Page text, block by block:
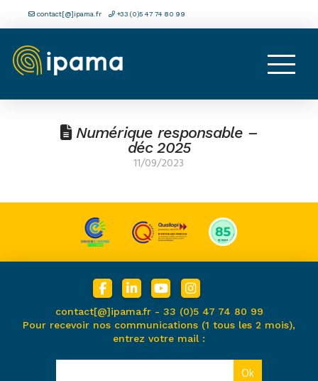
contact[@]ipama.fr +33 (0)5 47 74 80 99
Numérique responsable –
déc 2025
11/09/2023
contact[@]ipama.fr - 33 (0)5 47 74 80 99
Pour recevoir nos communications (1 tous les 2 mois),
entrez votre mail :